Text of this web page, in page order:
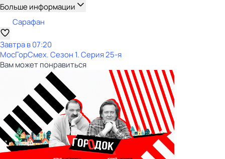
Больше информации
Сарафан
Завтра в 07:20
МосГорСмех. Сезон 1. Серия 25-я
Вам может понравиться